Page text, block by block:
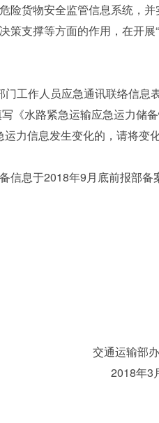
险货物安全监管信息系统，并
策支撑等方面的作用，在开展
工作人员应急通讯联络信息表
《水路紧急运输应急运力储
力信息发生变化的，请将变
息于2018年9月底前报部备
交通运输部
2018年3